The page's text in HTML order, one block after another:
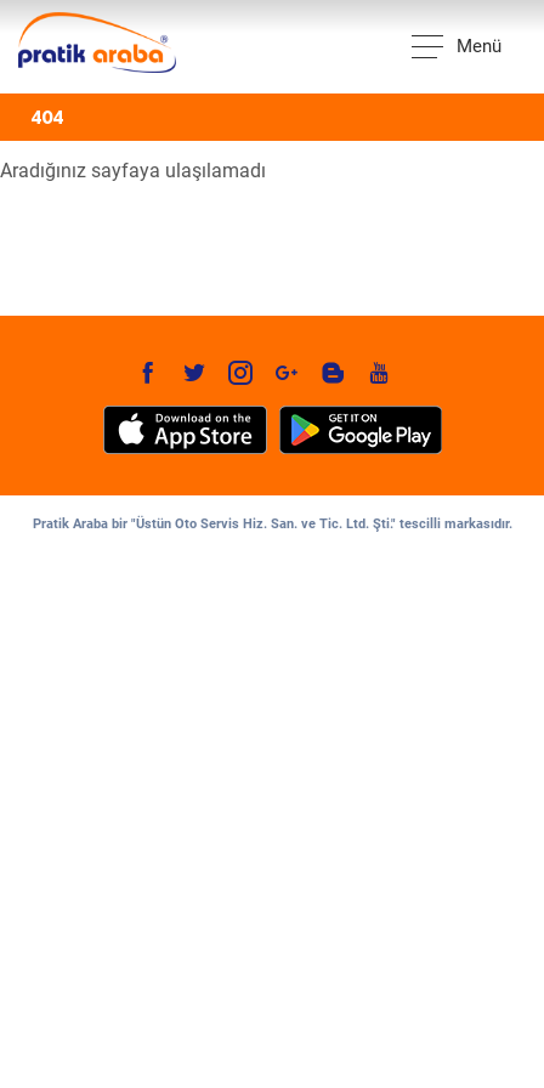
Menü
404
Aradığınız sayfaya ulaşılamadı
Pratik Araba bir "Üstün Oto Servis Hiz. San. ve Tic. Ltd. Şti." tescilli markasıdır.